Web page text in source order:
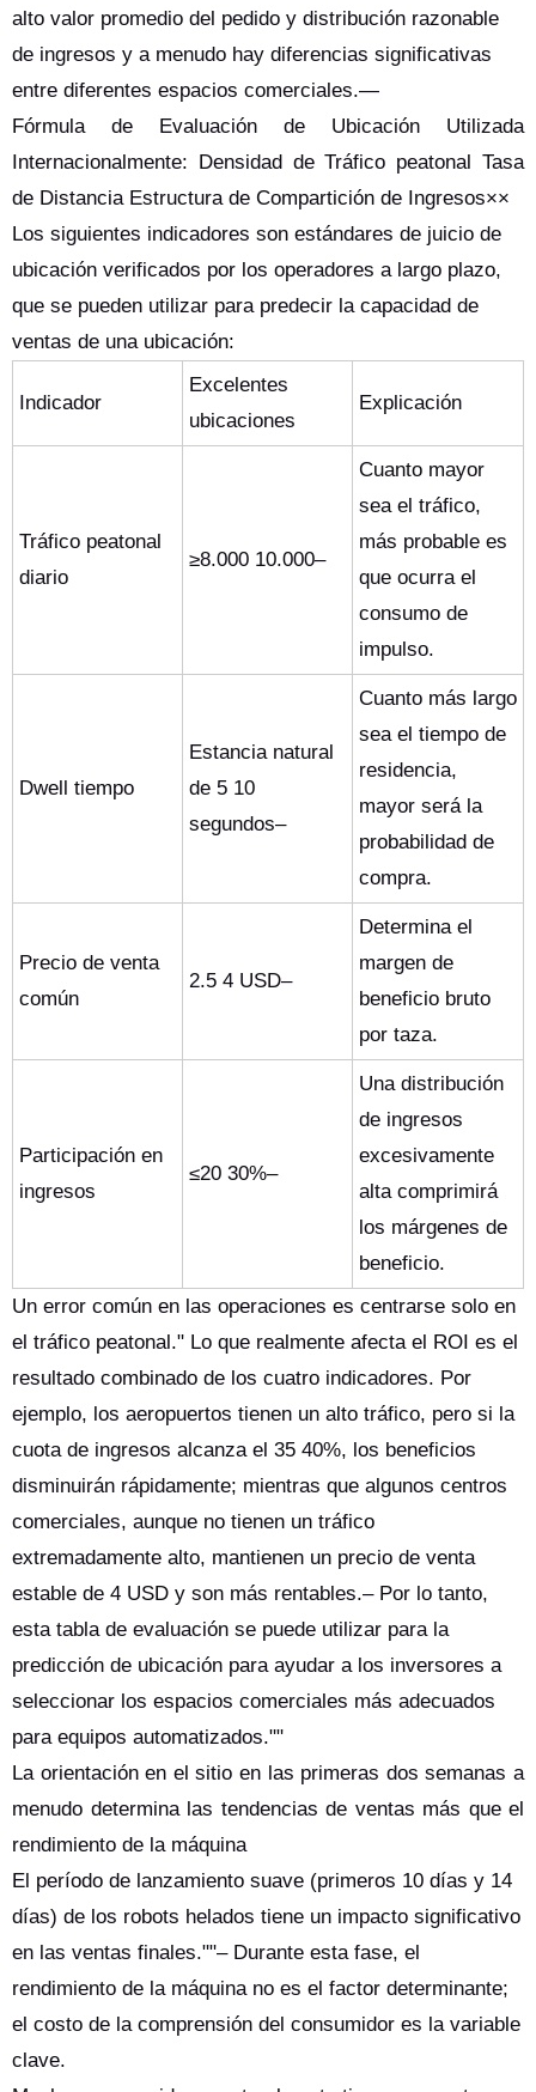
alto valor promedio del pedido y distribución razonable
de ingresos y a menudo hay diferencias significativas
entre diferentes espacios comerciales.—
Fórmula de Evaluación de Ubicación Utilizada
Internacionalmente: Densidad de Tráfico peatonal Tasa
de Distancia Estructura de Compartición de Ingresos××
Los siguientes indicadores son estándares de juicio de
ubicación verificados por los operadores a largo plazo,
que se pueden utilizar para predecir la capacidad de
ventas de una ubicación:
Indicador
Excelentes
ubicaciones
Explicación
Tráfico peatonal
diario
≥8.000 10.000–
Cuanto mayor
sea el tráfico,
más probable es
que ocurra el
consumo de
impulso.
Dwell tiempo
Estancia natural
de 5 10
segundos–
Cuanto más largo
sea el tiempo de
residencia,
mayor será la
probabilidad de
compra.
Precio de venta
común
2.5 4 USD–
Determina el
margen de
beneficio bruto
por taza.
Participación en
ingresos
≤20 30%–
Una distribución
de ingresos
excesivamente
alta comprimirá
los márgenes de
beneficio.
Un error común en las operaciones es centrarse solo en
el tráfico peatonal." Lo que realmente afecta el ROI es el
resultado combinado de los cuatro indicadores. Por
ejemplo, los aeropuertos tienen un alto tráfico, pero si la
cuota de ingresos alcanza el 35 40%, los beneficios
disminuirán rápidamente; mientras que algunos centros
comerciales, aunque no tienen un tráfico
extremadamente alto, mantienen un precio de venta
estable de 4 USD y son más rentables.– Por lo tanto,
esta tabla de evaluación se puede utilizar para la
predicción de ubicación para ayudar a los inversores a
seleccionar los espacios comerciales más adecuados
para equipos automatizados.""
La orientación en el sitio en las primeras dos semanas a
menudo determina las tendencias de ventas más que el
rendimiento de la máquina
El período de lanzamiento suave (primeros 10 días y 14
días) de los robots helados tiene un impacto significativo
en las ventas finales.""– Durante esta fase, el
rendimiento de la máquina no es el factor determinante;
el costo de la comprensión del consumidor es la variable
clave.